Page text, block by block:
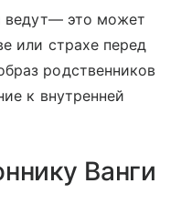
ведут— это может
или страхе перед
родственников
к внутренней
Ванги